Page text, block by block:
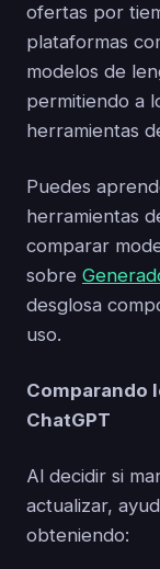
ofertas por
plataformas
modelos de
permitiendo a
herramientas
Puedes
herramientas
comparar
sobre
desglosa
uso.
Comparando
ChatGPT
Al decidir si
actualizar,
obteniendo: